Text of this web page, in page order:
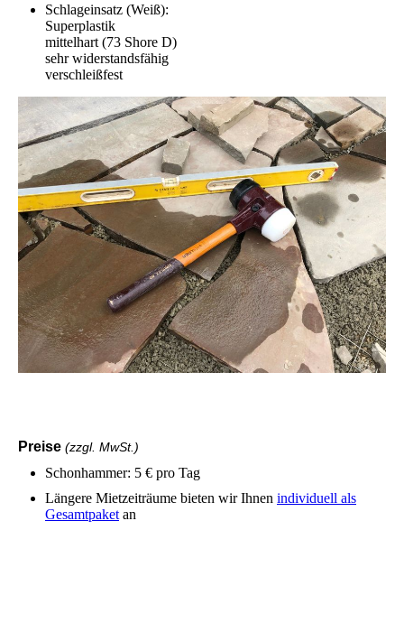
Schlageinsatz (Weiß):
Superplastik
mittelhart (73 Shore D)
sehr widerstandsfähig
verschleißfest
Preise (zzgl. MwSt. )
Schonhammer: 5 € pro Tag
Längere Mietzeiträume bieten wir Ihnen individuell als
Gesamtpaket an